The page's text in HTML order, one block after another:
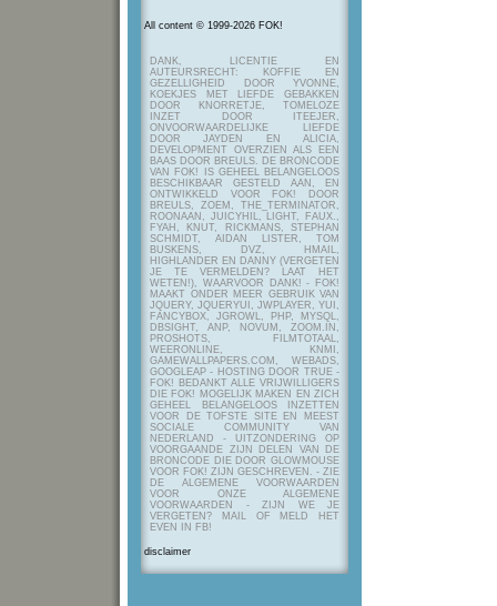
All content © 1999-2026 FOK!
DANK, LICENTIE EN
AUTEURSRECHT: KOFFIE EN
GEZELLIGHEID DOOR YVONNE,
KOEKJES MET LIEFDE GEBAKKEN
DOOR KNORRETJE, TOMELOZE
INZET DOOR ITEEJER,
ONVOORWAARDELIJKE LIEFDE
DOOR JAYDEN EN ALICIA,
DEVELOPMENT OVERZIEN ALS EEN
BAAS DOOR BREULS. DE BRONCODE
VAN FOK! IS GEHEEL BELANGELOOS
BESCHIKBAAR GESTELD AAN, EN
ONTWIKKELD VOOR FOK! DOOR
BREULS, ZOEM, THE_TERMINATOR,
ROONAAN, JUICYHIL, LIGHT, FAUX.,
FYAH, KNUT, RICKMANS, STEPHAN
SCHMIDT, AIDAN LISTER, TOM
BUSKENS, DVZ, HMAIL,
HIGHLANDER EN DANNY (VERGETEN
JE TE VERMELDEN? LAAT HET
WETEN!), WAARVOOR DANK! - FOK!
MAAKT ONDER MEER GEBRUIK VAN
JQUERY, JQUERYUI, JWPLAYER, YUI,
FANCYBOX, JGROWL, PHP, MYSQL,
DBSIGHT, ANP, NOVUM, ZOOM.IN,
PROSHOTS, FILMTOTAAL,
WEERONLINE, KNMI,
GAMEWALLPAPERS.COM, WEBADS,
GOOGLEAP - HOSTING DOOR TRUE -
FOK! BEDANKT ALLE VRIJWILLIGERS
DIE FOK! MOGELIJK MAKEN EN ZICH
GEHEEL BELANGELOOS INZETTEN
VOOR DE TOFSTE SITE EN MEEST
SOCIALE COMMUNITY VAN
NEDERLAND - UITZONDERING OP
VOORGAANDE ZIJN DELEN VAN DE
BRONCODE DIE DOOR GLOWMOUSE
VOOR FOK! ZIJN GESCHREVEN. - ZIE
DE ALGEMENE VOORWAARDEN
VOOR ONZE ALGEMENE
VOORWAARDEN - ZIJN WE JE
VERGETEN? MAIL OF MELD HET
EVEN IN FB!
disclaimer